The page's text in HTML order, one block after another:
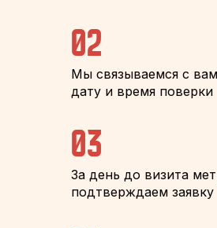
02
Мы связываемся с
дату и время поверки
03
За день до визита
подтверждаем заявку